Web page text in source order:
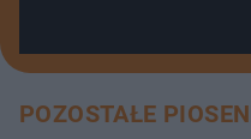
POZOSTAŁE